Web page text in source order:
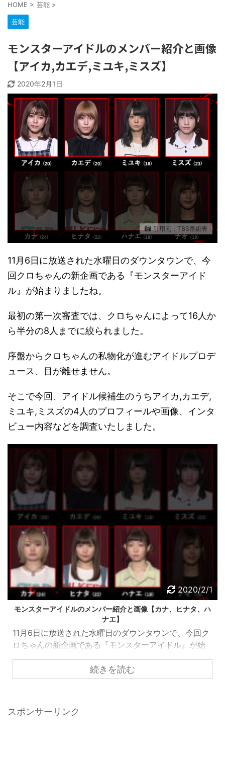
HOME > 芸能 >
芸能
モンスターアイドルのメンバー紹介と画像
【アイカ,カエデ,ミユキ,ミスズ】
2020年2月1日
引用元：TBS番組表
11月6日に放送された水曜日のダウンタウンで、今
回クロちゃんの新企画である『モンスターアイド
ル』が始まりましたね。
最初の第一次審査では、クロちゃんによって16人か
ら半分の8人までに絞られました。
序盤からクロちゃんの私物化が進むアイドルプロデ
ュース、目が離せません。
そこで今回、アイドル候補生のうちアイカ,カエデ,
ミユキ,ミスズの4人のプロフィールや画像、インタ
ビュー内容などを調査いたしました。
2020/2/1
モンスターアイドルのメンバー紹介と画像【カナ、ヒナタ、ハ
ナエ】
11月6日に放送された水曜日のダウンタウンで、今回ク
ロちゃんの新企画である『モンスターアイドル』が始
まりました。 職権乱用でセクハラし放題のクロちゃん
に、炎上は避けられませんね。 しかし、そんな企画は
今まで見たことが無いという珍しさや怖いもの見たさ
になるアイドル候補生の8人のうち3人のプロフィール
や、インタビュー内容などをいくつか調査いたしまし
続きを読む
スポンサーリンク